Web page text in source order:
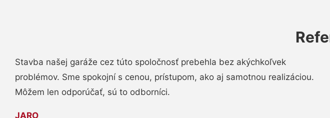
Stavba našej garáže cez túto spoločnosť prebehla bez akýchkoľvek
problémov. Sme spokojní s cenou, prístupom, ako aj samotnou realizáciou.
Môžem len odporúčať, sú to odborníci.
JARO